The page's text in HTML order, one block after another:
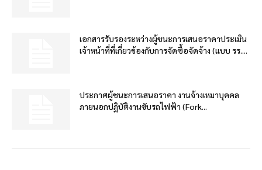
เอกสารรับรองระหว่างผู้ชนะการเสนอราคาประเมิน
เจ้าหน้าที่ที่เกี่ยวข้องกับการจัดซื้อจัดจ้าง (แบบ รร....
ประกาศผู้ชนะการเสนอราคา งานจ้างเหมาบุคคล
ภายนอกปฏิบัติงานขับรถไฟฟ้า (Fork...